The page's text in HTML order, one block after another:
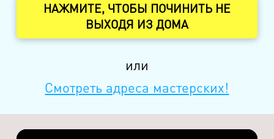
НАЖМИТЕ, ЧТОБЫ ПОЧИНИТЬ НЕ
ВЫХОДЯ ИЗ ДОМА
или
Смотреть адреса мастерских!